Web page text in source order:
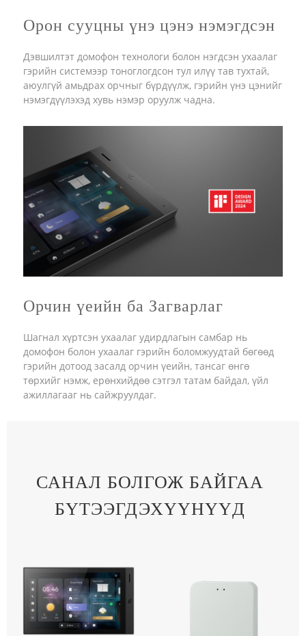
Орон сууцны үнэ цэнэ нэмэгдсэн
Дэвшилтэт домофон технологи болон нэгдсэн ухаалаг
гэрийн системээр тоноглогдсон тул илүү тав тухтай,
аюулгүй амьдрах орчныг бүрдүүлж, гэрийн үнэ цэнийг
нэмэгдүүлэхэд хувь нэмэр оруулж чадна.
Орчин үеийн ба Загварлаг
Шагнал хүртсэн ухаалаг удирдлагын самбар нь
домофон болон ухаалаг гэрийн боломжуудтай бөгөөд
гэрийн дотоод засалд орчин үеийн, тансаг өнгө
төрхийг нэмж, ерөнхийдөө сэтгэл татам байдал, үйл
ажиллагааг нь сайжруулдаг.
САНАЛ БОЛГОЖ БАЙГАА
БҮТЭЭГДЭХҮҮНҮҮД